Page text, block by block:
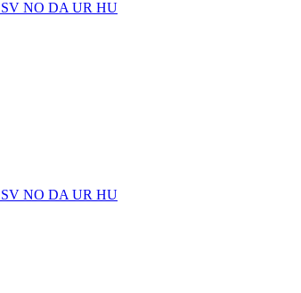
SV NO DA UR HU
SV NO DA UR HU